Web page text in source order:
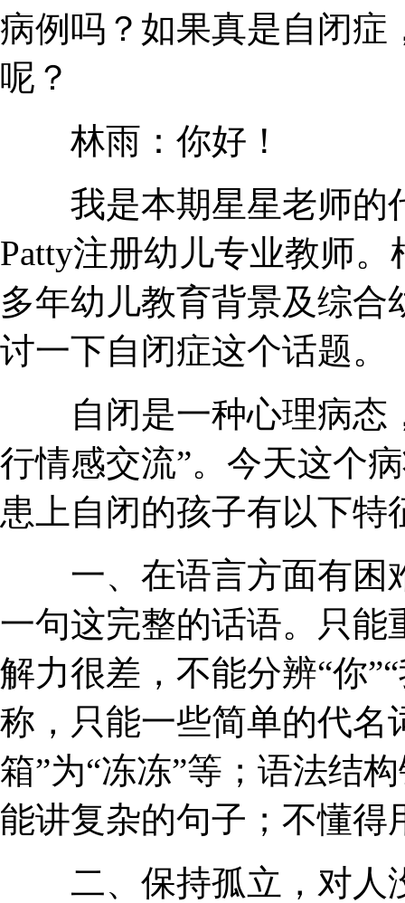
病例吗？如果真是自闭症
呢？
林雨：你好！
我是本期星星老师的
Patty注册幼儿专业教师
多年幼儿教育背景及综
讨一下自闭症这个话题。
自闭是一种心理病态
行情感交流”。今天这个
患上自闭的孩子有以下特
一、在语言方面有困
一句这完整的话语。只能
解力很差，不能分辨“你
称，只能一些简单的代名
箱”为“冻冻”等；语法结
能讲复杂的句子；不懂得
二、保持孤立，对人